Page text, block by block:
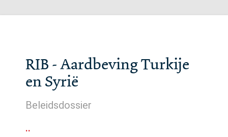
RIB - Aardbeving Turkije
en Syrië
Beleidsdossier
..